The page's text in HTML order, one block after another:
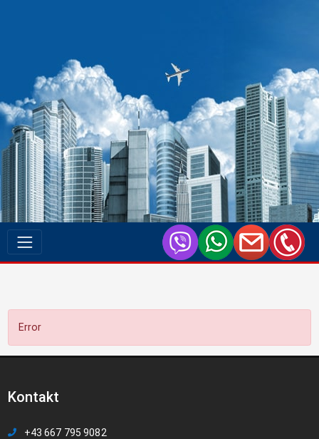
Error
Kontakt
+43 667 795 9082